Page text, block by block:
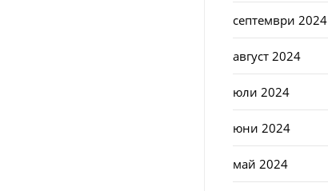
септември 2024
август 2024
юли 2024
юни 2024
май 2024